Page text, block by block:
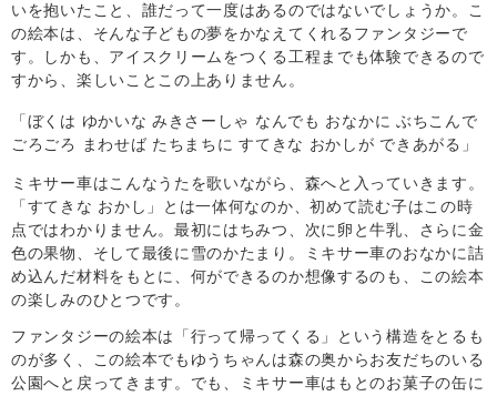
いを抱いたこと、誰だって一度はあるのではないでしょうか。こ
の絵本は、そんな子どもの夢をかなえてくれるファンタジーで
す。しかも、アイスクリームをつくる工程までも体験できるので
すから、楽しいことこの上ありません。
「ぼくは ゆかいな みきさーしゃ なんでも おなかに ぶちこんで
ごろごろ まわせば たちまちに すてきな おかしが できあがる」
ミキサー車はこんなうたを歌いながら、森へと入っていきます。
「すてきな おかし」とは一体何なのか、初めて読む子はこの時
点ではわかりません。最初にはちみつ、次に卵と牛乳、さらに金
色の果物、そして最後に雪のかたまり。ミキサー車のおなかに詰
め込んだ材料をもとに、何ができるのか想像するのも、この絵本
の楽しみのひとつです。
ファンタジーの絵本は「行って帰ってくる」という構造をとるも
のが多く、この絵本でもゆうちゃんは森の奥からお友だちのいる
公園へと戻ってきます。でも、ミキサー車はもとのお菓子の缶に